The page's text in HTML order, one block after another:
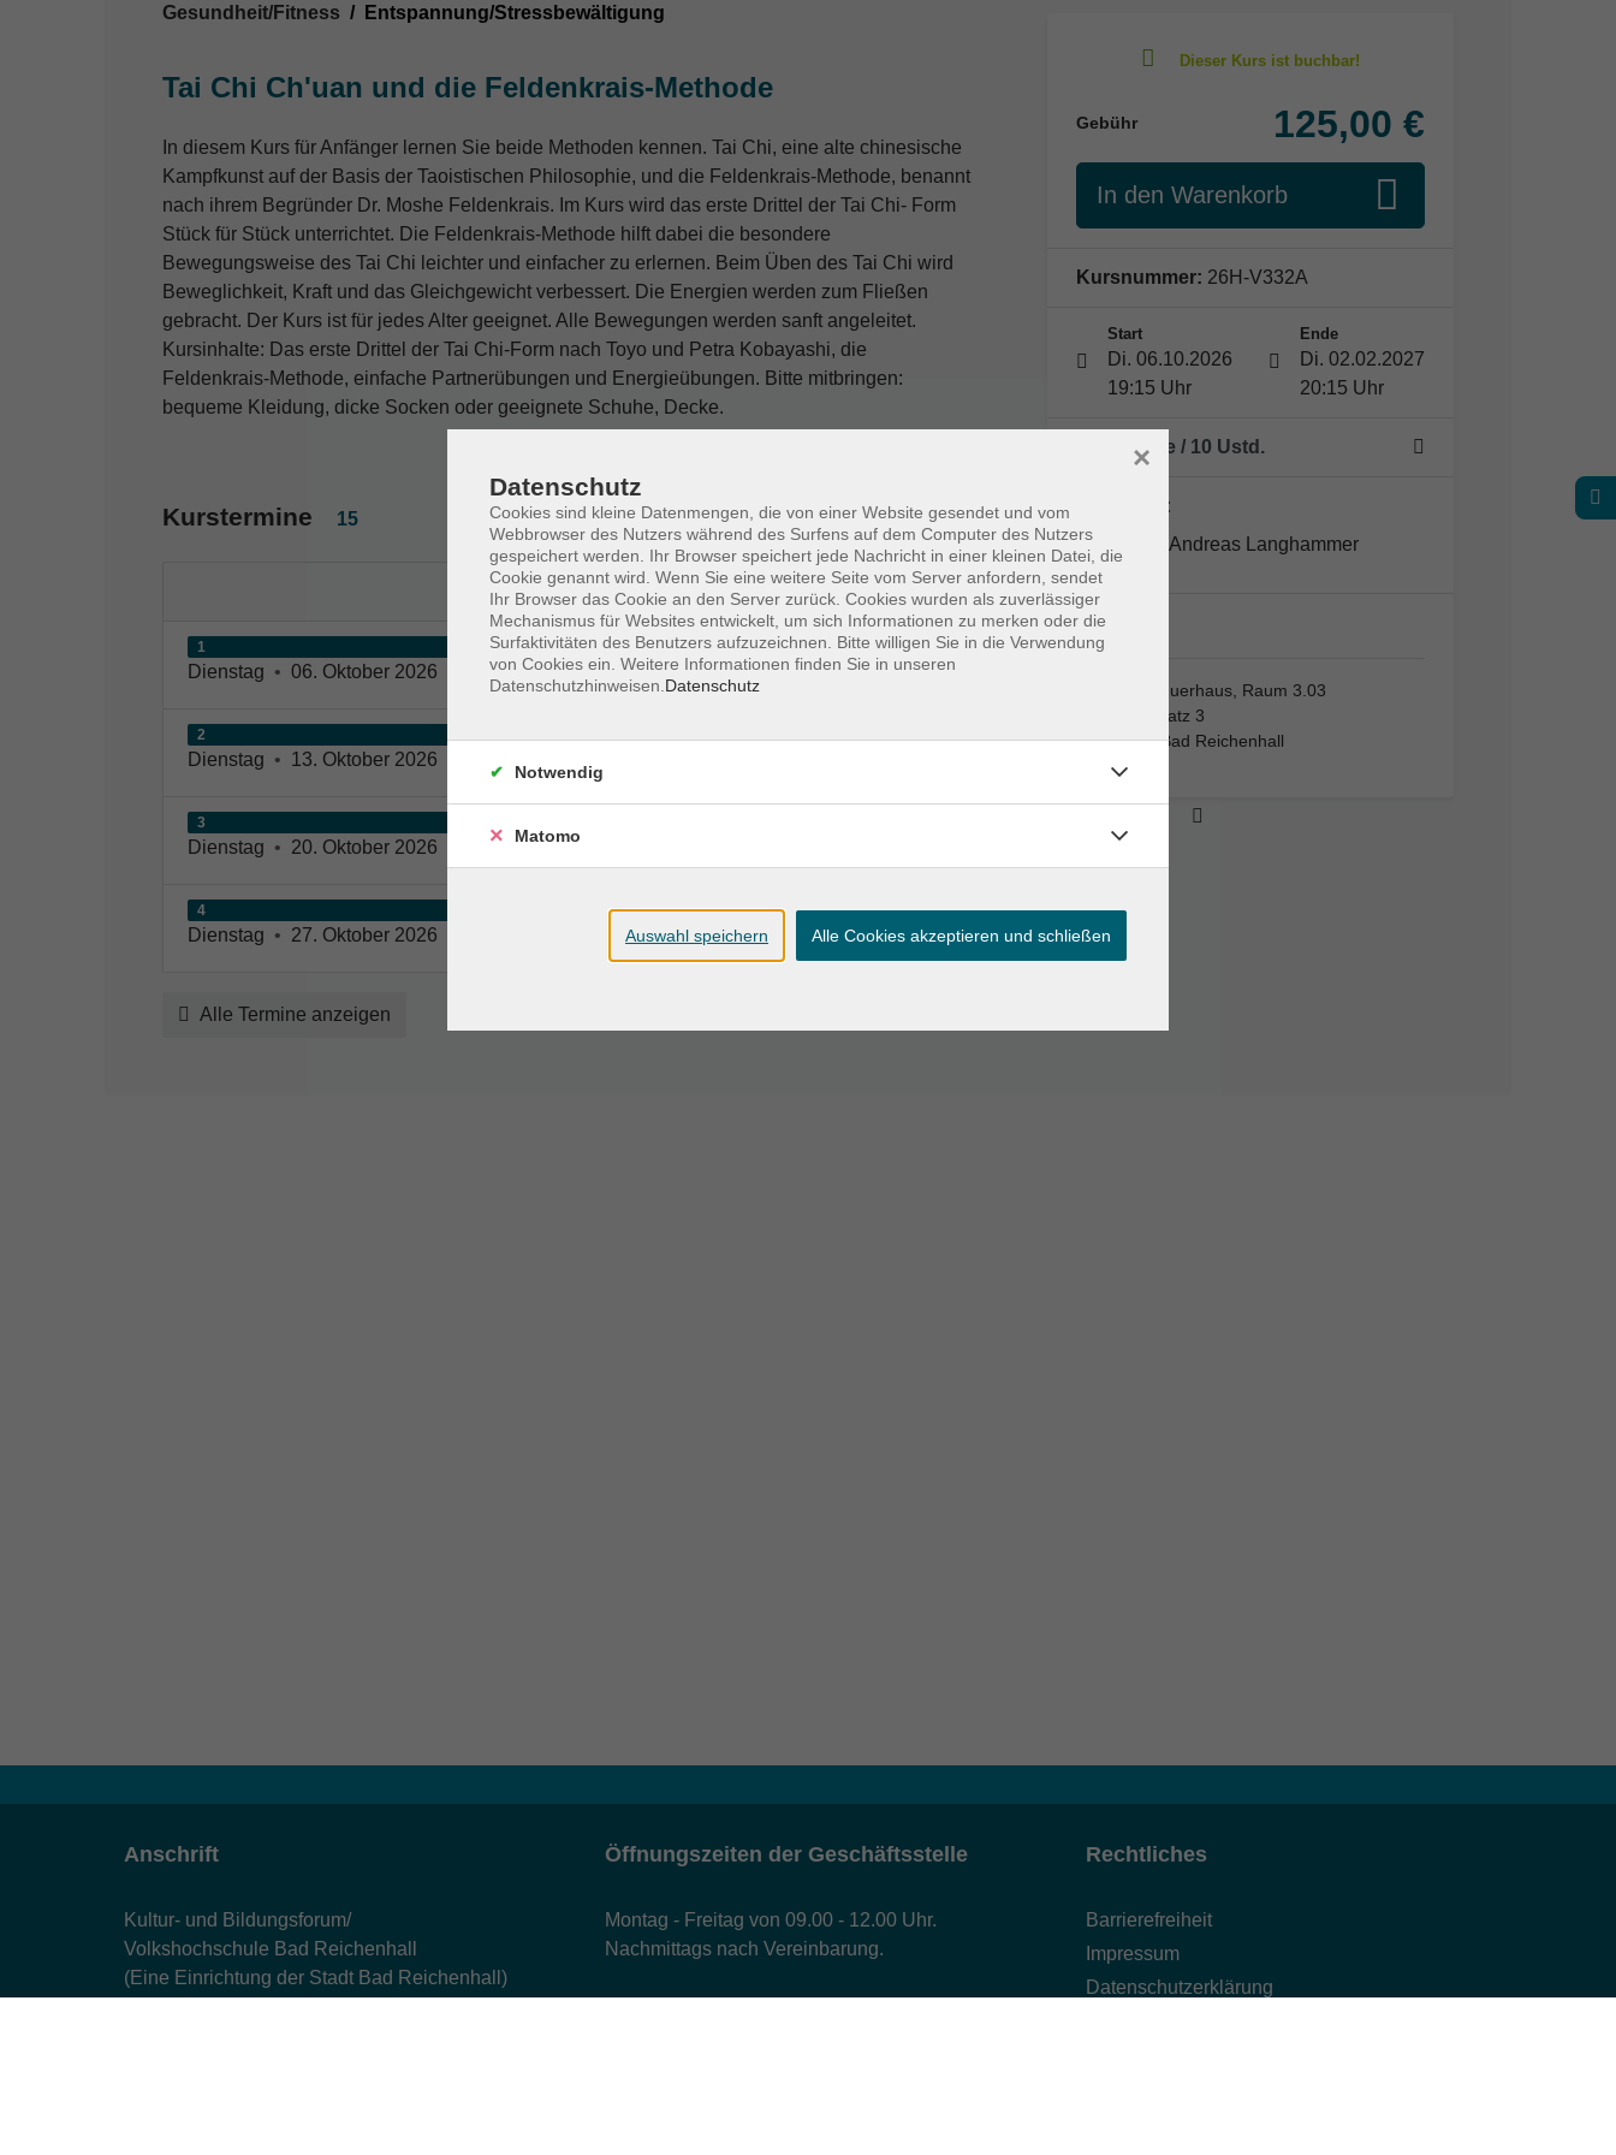
Gesundheit/Fitness Entspannung/Stressbewältigung
Tai Chi Ch'uan und die Feldenkrais-Methode
In diesem Kurs für Anfänger lernen Sie beide Methoden kennen. Tai Chi, eine alte chinesische
Kampfkunst auf der Basis der Taoistischen Philosophie, und die Feldenkrais-Methode, benannt
nach ihrem Begründer Dr. Moshe Feldenkrais. Im Kurs wird das erste Drittel der Tai Chi- Form
Stück für Stück unterrichtet. Die Feldenkrais-Methode hilft dabei die besondere
Bewegungsweise des Tai Chi leichter und einfacher zu erlernen. Beim Üben des Tai Chi wird
Beweglichkeit, Kraft und das Gleichgewicht verbessert. Die Energien werden zum Fließen
gebracht. Der Kurs ist für jedes Alter geeignet. Alle Bewegungen werden sanft angeleitet.
Kursinhalte: Das erste Drittel der Tai Chi-Form nach Toyo und Petra Kobayashi, die
Feldenkrais-Methode, einfache Partnerübungen und Energieübungen. Bitte mitbringen:
bequeme Kleidung, dicke Socken oder geeignete Schuhe, Decke.
Kurstermine 15
Ort / Raum
1
Dienstag • 06. Oktober 2026 19:15 – 20:15 Uhr
Altes Feuerhaus,
Raum 3.03
2
Dienstag • 13. Oktober 2026
Altes Feuerhaus,
3
Dienstag • 20. Oktober 2026 19:15 – 20:15 Uhr
4
Dienstag • 27. Oktober 2026
Altes Feuerhaus,
Raum 3.03
Alle Termine anzeigen
Gebühr 125,00 €
In den Warenkorb
Kursnummer: 26H-V332A
Start
Di. 06.10.2026
19:15 Uhr
Ende
Di. 02.02.2027
20:15 Uhr
15 Termine / 10 Ustd.
Dozent*in:
Andreas Langhammer
Altes Feuerhaus, Raum 3.03
Aegidiplatz 3
83435 Bad Reichenhall
Anschrift
Kultur- und Bildungsforum/
Volkshochschule Bad Reichenhall
(Eine Einrichtung der Stadt Bad Reichenhall)
Öffnungszeiten der Geschäftsstelle
Montag - Freitag von 09.00 - 12.00 Uhr.
Nachmittags nach Vereinbarung.
Rechtliches
Barrierefreiheit
Impressum
Datenschutzerklärung
Datenschutz
Cookies sind kleine Datenmengen, die von einer Website gesendet und vom
Webbrowser des Nutzers während des Surfens auf dem Computer des Nutzers
gespeichert werden. Ihr Browser speichert jede Nachricht in einer kleinen Datei, die
Cookie genannt wird. Wenn Sie eine weitere Seite vom Server anfordern, sendet
Ihr Browser das Cookie an den Server zurück. Cookies wurden als zuverlässiger
Mechanismus für Websites entwickelt, um sich Informationen zu merken oder die
Surfaktivitäten des Benutzers aufzuzeichnen. Bitte willigen Sie in die Verwendung
von Cookies ein. Weitere Informationen finden Sie in unseren
Datenschutzhinweisen. Datenschutz
×
Notwendig
Matomo
Auswahl speichern Alle Cookies akzeptieren und schließen